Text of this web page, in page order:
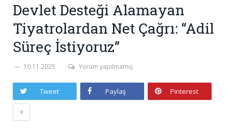
Devlet Desteği Alamayan
Tiyatrolardan Net Çağrı: “Adil
Süreç İstiyoruz”
10.11.2025 Yorum yapılmamış
Tweet Paylaş Pinterest
+